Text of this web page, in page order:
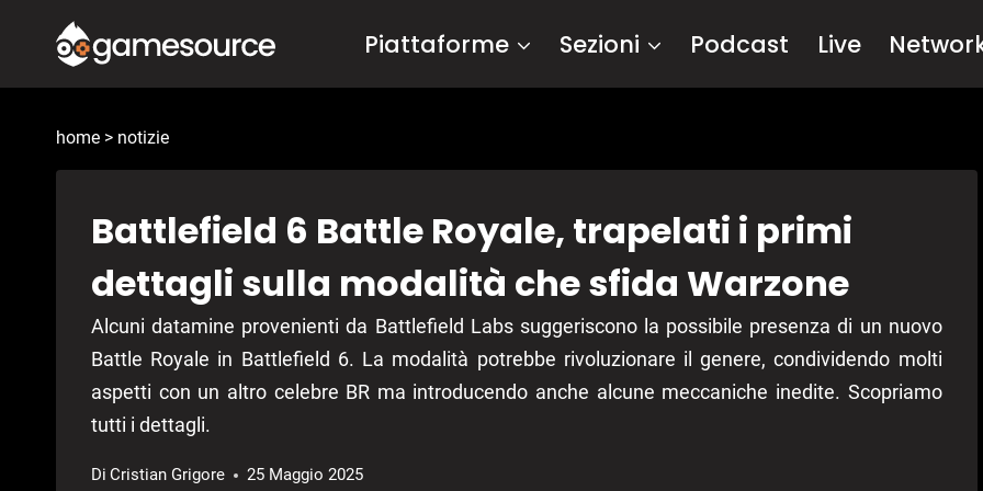
contenuto
Piattaforme Sezioni Podcast Live
home > notizie
Battlefield 6 Battle Royale, trapelati i primi
dettagli sulla modalità che sfida Warzone
Alcuni datamine provenienti da Battlefield Labs suggeriscono la possibile presenza di un nuovo
Battle Royale in Battlefield 6. La modalità potrebbe rivoluzionare il genere, condividendo molti
aspetti con un altro celebre BR ma introducendo anche alcune meccaniche inedite. Scopriamo
tutti i dettagli.
Di Cristian Grigore 25 Maggio 2025